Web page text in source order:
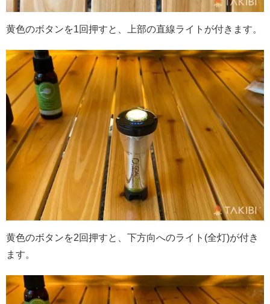
黄色のボタンを1回押すと、上部の直線ライトが付きます。
黄色のボタンを2回押すと、下方向へのライト(全灯)が付き
ます。